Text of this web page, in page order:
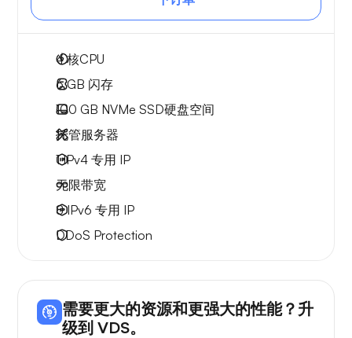
4核CPU
6 GB 闪存
100 GB NVMe SSD硬盘空间
托管服务器
1 IPv4 专用 IP
无限带宽
8 IPv6 专用 IP
DDoS Protection
需要更大的资源和更强大的性能？升
级到 VDS。